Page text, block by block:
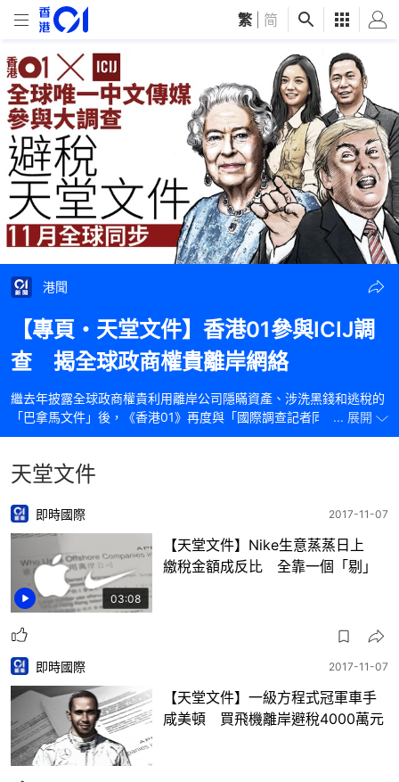
繁 简
港聞
【專頁・天堂文件】香港01參與ICIJ調
查 揭全球政商權貴離岸網絡
繼去年披露全球政商權貴利用離岸公司隱瞞資產、涉洗黑錢和逃稅的
「巴拿馬文件」後，《香港01》再度與「國際調查記者同盟」
（ICIJ）合作，更成為全球唯一中文新聞機構，調查另一批律師行密
... 展開
天堂文件
03:08
即時國際 2017-11-07
【天堂文件】Nike生意蒸蒸日上
繳稅金額成反比 全靠一個「剔」
即時國際 2017-11-07
【天堂文件】一級方程式冠軍車手
咸美頓 買飛機離岸避稅4000萬元